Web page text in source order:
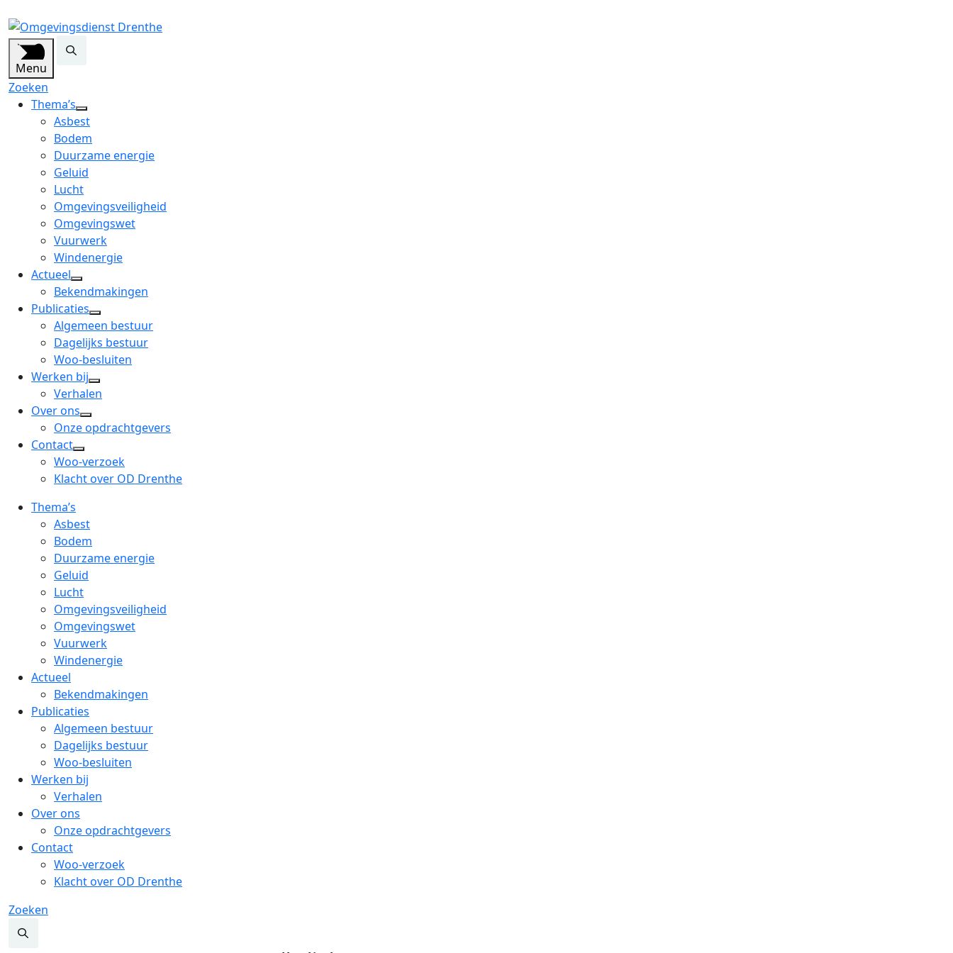
Menu
Zoeken
Thema’s
open
dropdown
menu
Asbest
Bodem
Duurzame energie
Geluid
Lucht
Omgevingsveiligheid
Omgevingswet
Vuurwerk
Windenergie
Actueel
open
dropdown
menu
Bekendmakingen
Publicaties
open
dropdown
menu
Algemeen bestuur
Dagelijks bestuur
Woo-besluiten
Werken bij
open
menu
Verhalen
Over ons
open
dropdown
menu
Onze opdrachtgevers
Contact
open
dropdown
Woo-verzoek
Klacht over OD Drenthe
Thema’s
Asbest
Bodem
Duurzame energie
Geluid
Lucht
Omgevingsveiligheid
Omgevingswet
Vuurwerk
Windenergie
Actueel
Bekendmakingen
Publicaties
Algemeen bestuur
Dagelijks bestuur
Woo-besluiten
Werken bij
Verhalen
Over ons
Onze opdrachtgevers
Contact
Woo-verzoek
Klacht over OD Drenthe
Zoeken